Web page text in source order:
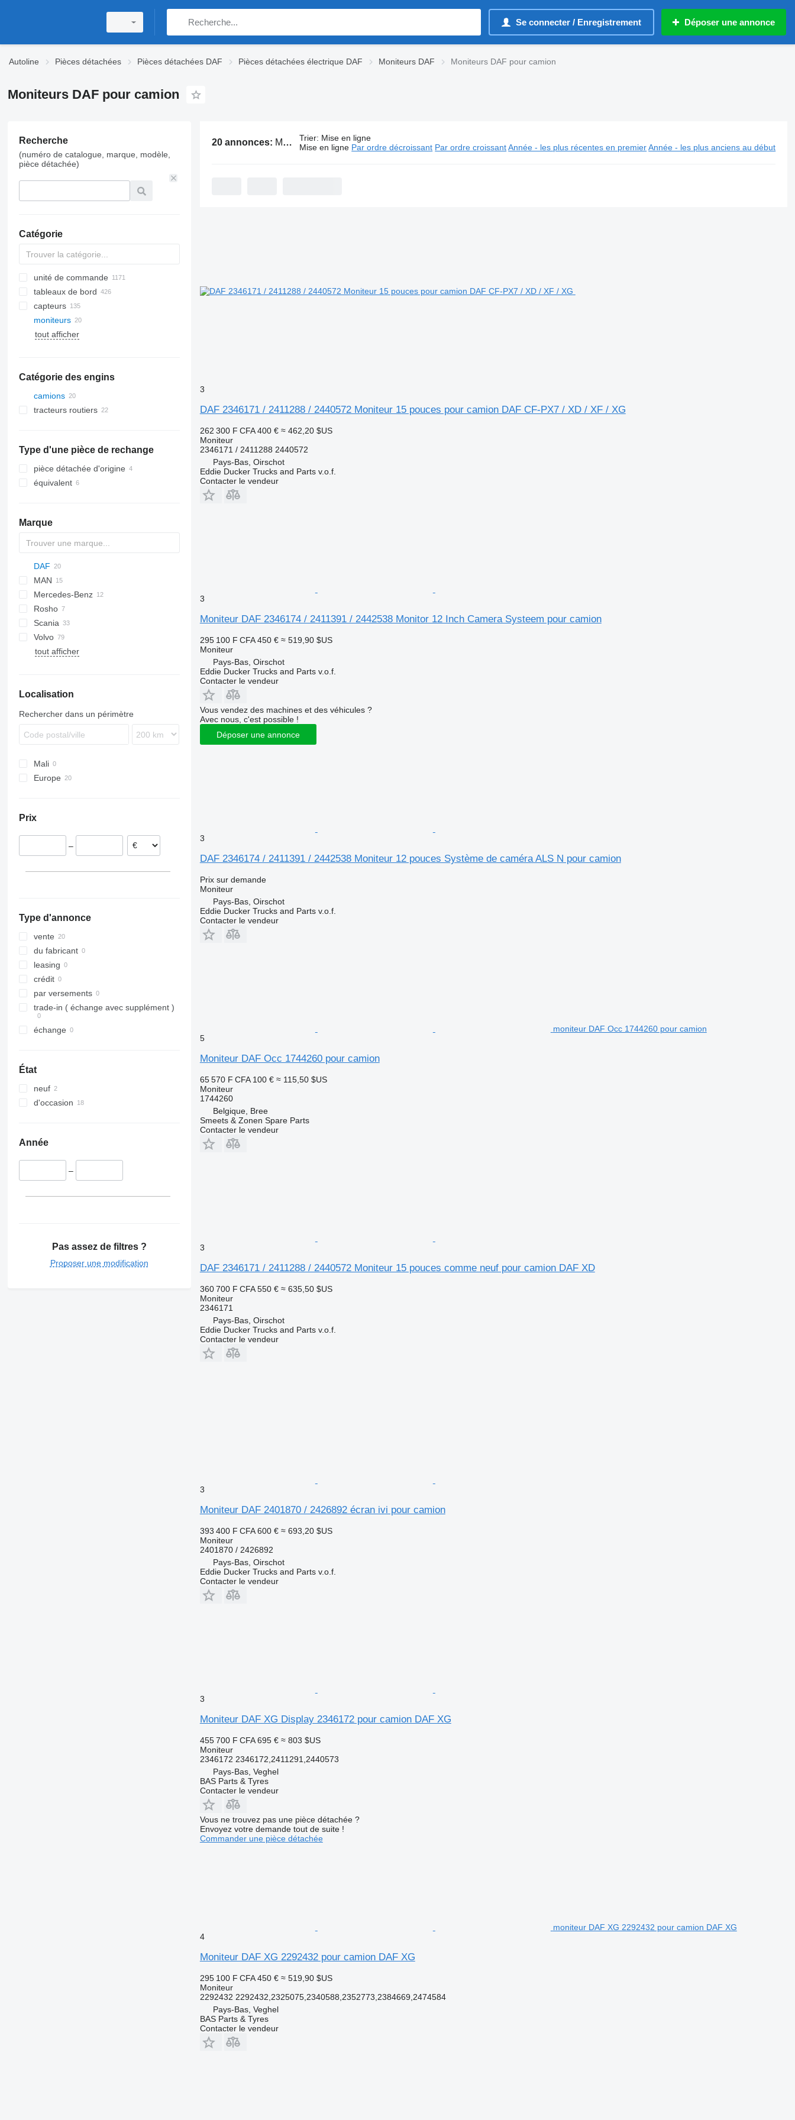
Se connecter / Enregistrement Déposer une annonce
Autoline Pièces détachées Pièces détachées DAF Pièces détachées électrique DAF Moniteurs DAF Moniteurs DAF pour camion
Moniteurs DAF pour camion
Recherche
(numéro de catalogue, marque, modèle,
pièce détachée)
Catégorie
unité de commande
tableaux de bord
capteurs
moniteurs
tout afficher
Catégorie des engins
camions
tracteurs routiers
Type d'une pièce de rechange
pièce détachée d'origine
équivalent
Marque
DAF
CF
XD
XF
XG
XG+
S-Way
MAN
A-series
TGS
TGX
Mercedes-Benz
Actros
Atego
Econic
Rosho
Scania
Volvo
FH
VNL
tout afficher
Localisation
Rechercher dans un périmètre
Mali
Europe
Prix
–
Type d'annonce
vente
du fabricant
leasing
crédit
par versements
trade-in ( échange avec supplément )
échange
État
neuf
d'occasion
Année
–
Pas assez de filtres ?
Proposer une modification
20 annonces: Moniteurs DAF pour camion Trier: Mise en ligne
Mise en ligne Par ordre décroissant Par ordre croissant Année - les plus récentes en premier Année - les plus anciens au début
3
DAF 2346171 / 2411288 / 2440572 Moniteur 15 pouces pour camion DAF CF-PX7 / XD / XF / XG
262 300 F CFA 400 € ≈ 462,20 $US
Moniteur
2346171 / 2411288 2440572
Pays-Bas, Oirschot
Eddie Ducker Trucks and Parts v.o.f.
Contacter le vendeur
3
Moniteur DAF 2346174 / 2411391 / 2442538 Monitor 12 Inch Camera Systeem pour camion
295 100 F CFA 450 € ≈ 519,90 $US
Moniteur
Pays-Bas, Oirschot
Eddie Ducker Trucks and Parts v.o.f.
Contacter le vendeur
Vous vendez des machines et des véhicules ?
Avec nous, c'est possible !
Déposer une annonce
3
DAF 2346174 / 2411391 / 2442538 Moniteur 12 pouces Système de caméra ALS N pour camion
Prix sur demande
Moniteur
Pays-Bas, Oirschot
Eddie Ducker Trucks and Parts v.o.f.
Contacter le vendeur
moniteur DAF Occ 1744260 pour camion
5
Moniteur DAF Occ 1744260 pour camion
65 570 F CFA 100 € ≈ 115,50 $US
Moniteur
1744260
Belgique, Bree
Smeets & Zonen Spare Parts
Contacter le vendeur
3
DAF 2346171 / 2411288 / 2440572 Moniteur 15 pouces comme neuf pour camion DAF XD
360 700 F CFA 550 € ≈ 635,50 $US
Moniteur
2346171
Pays-Bas, Oirschot
Eddie Ducker Trucks and Parts v.o.f.
Contacter le vendeur
3
Moniteur DAF 2401870 / 2426892 écran ivi pour camion
393 400 F CFA 600 € ≈ 693,20 $US
Moniteur
2401870 / 2426892
Pays-Bas, Oirschot
Eddie Ducker Trucks and Parts v.o.f.
Contacter le vendeur
3
Moniteur DAF XG Display 2346172 pour camion DAF XG
455 700 F CFA 695 € ≈ 803 $US
Moniteur
2346172 2346172,2411291,2440573
Pays-Bas, Veghel
BAS Parts & Tyres
Contacter le vendeur
Vous ne trouvez pas une pièce détachée ?
Envoyez votre demande tout de suite !
Commander une pièce détachée
moniteur DAF XG 2292432 pour camion DAF XG
4
Moniteur DAF XG 2292432 pour camion DAF XG
295 100 F CFA 450 € ≈ 519,90 $US
Moniteur
2292432 2292432,2325075,2340588,2352773,2384669,2474584
Pays-Bas, Veghel
BAS Parts & Tyres
Contacter le vendeur